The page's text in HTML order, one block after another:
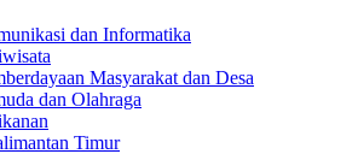
dan Informatika
Masyarakat dan Desa
dan Olahraga
Timur